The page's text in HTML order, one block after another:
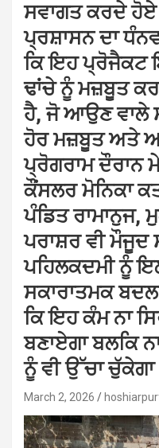
ਸਵਾਗਤ ਕਰਦੇ
ਪ੍ਰਸ਼ਾਸਨ ਦਾ
ਕਿ ਇਹ ਪ੍ਰੋਜੈਕਟ
ਢਾਂਚੇ ਨੂੰ ਮਜ਼ਬੂਤ
ਹੈ, ਜੋ ਆਉਣ ਵਾਲੇ
ਹੋਰ ਮਜ਼ਬੂਤ ਅਤੇ
ਪ੍ਰੋਗਰਾਮ ਦੌਰਾਨ
ਕੌਂਸਲਰ ਮੋਨਿਕਾ
ਪੰਡਿਤ ਰਾਮਾਨੁਜ,
ਪਰਾਸ਼ਰ ਵੀ
ਪਹਿਲਕਦਮੀ ਨੂੰ
ਸਕਾਰਾਤਮਕ
ਕਿ ਇਹ ਕੰਮ ਨਾ
ਬਣਾਏਗਾ ਬਲਕਿ
ਨੂੰ ਵੀ ਉੱਚਾ
March 2, 2026